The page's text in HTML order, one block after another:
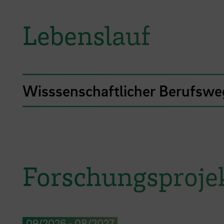
Lebenslauf
Wisssenschaftlicher